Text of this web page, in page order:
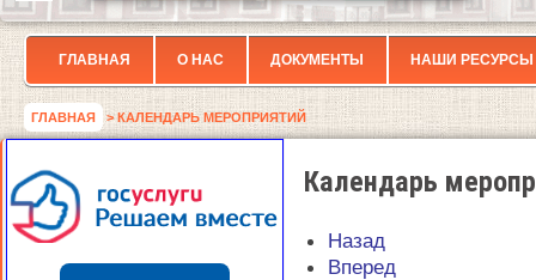
ГЛАВНАЯ О НАС ДОКУМЕНТЫ НАШИ РЕСУРСЫ
ГЛАВНАЯ > КАЛЕНДАРЬ МЕРОПРИЯТИЙ
Календарь
Назад
Вперед